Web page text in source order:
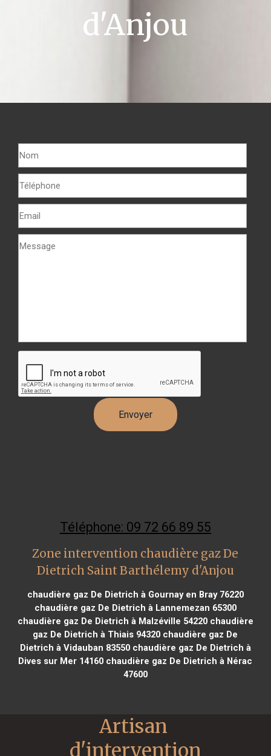
d'Anjou
Téléphone: 09 72 66 89 55
Zone intervention chaudière gaz De
Dietrich Saint Barthélemy d'Anjou
chaudière gaz De Dietrich à Gournay en Bray 76220
chaudière gaz De Dietrich à Lannemezan 65300
chaudière gaz De Dietrich à Malzéville 54220chaudière
gaz De Dietrich à Thiais 94320 chaudière gaz De
Dietrich à Vidauban 83550chaudière gaz De Dietrich à
Dives sur Mer 14160 chaudière gaz De Dietrich à Nérac
47600
Artisan
d'intervention